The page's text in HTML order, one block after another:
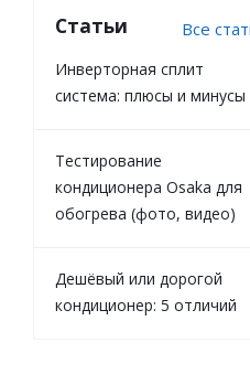
Статьи Все
Инверторная сплит
система: плюсы и минусы
Тестирование
кондиционера Osaka для
обогрева (фото, видео)
Дешёвый или дорогой
кондиционер: 5 отличий